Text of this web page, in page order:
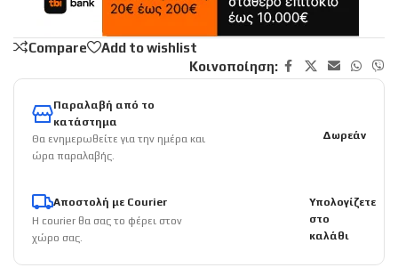
Compare
Add to wishlist
Κοινοποίηση:
Παραλαβή από το
κατάστημα
Θα ενημερωθείτε για την ημέρα και
ώρα παραλαβής.
Δωρεάν
Αποστολή με Courier
Η courier θα σας το φέρει στον
χώρο σας.
Υπολογίζετε
στο
καλάθι